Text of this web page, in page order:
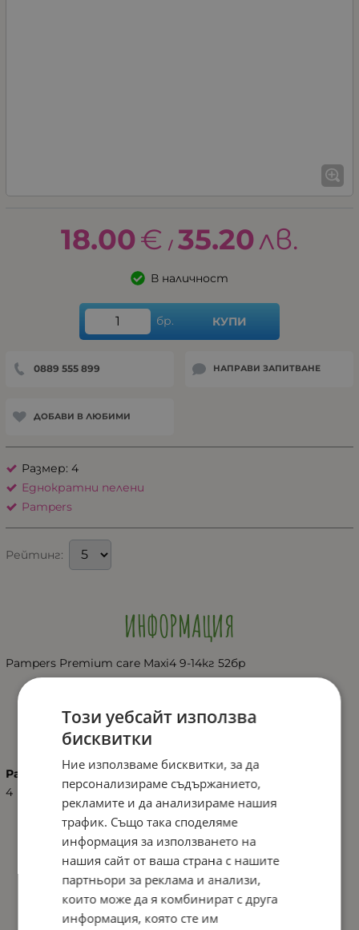
18.00€ / 35.20лв.
В наличност
бр. КУПИ
0889 555 899 НАПРАВИ ЗАПИТВАНЕ
ДОБАВИ В ЛЮБИМИ
Размер: 4
Еднократни пелени
Pampers
Рейтинг:
ИНФОРМАЦИЯ
Pampers Premium care Maxi4 9-14кг 52бр
ХАРАКТЕРИСТИКИ
Размер
4
Този уебсайт използва
бисквитки
Ние използваме бисквитки, за да
персонализираме съдържанието,
рекламите и да анализираме нашия
трафик. Също така споделяме
информация за използването на
нашия сайт от ваша страна с нашите
партньори за реклама и анализи,
които може да я комбинират с друга
информация, която сте им